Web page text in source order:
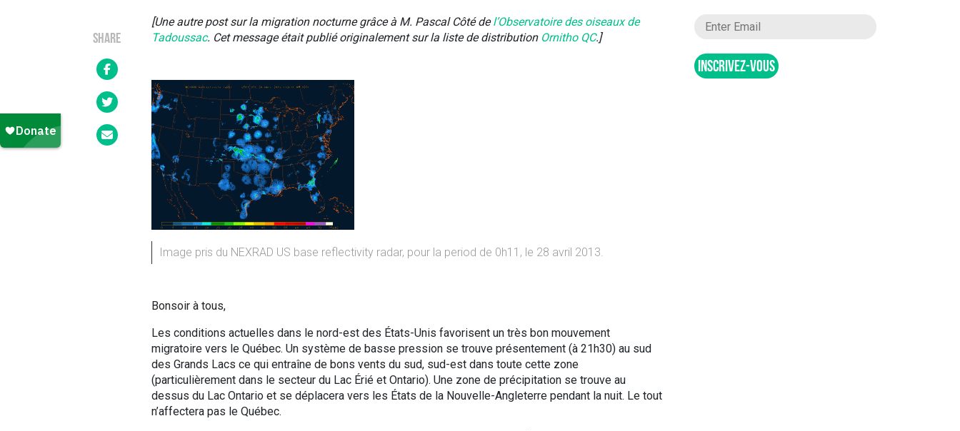
SHARE
[Une autre post sur la migration nocturne grâce à M. Pascal Côté del’Observatoire des oiseaux de
Tadoussac. Cet message était publié originalement sur la liste de distribution Ornitho QC.]
Image pris du NEXRAD US base reflectivity radar, pour la period de 0h11, le 28 avril 2013.
Bonsoir à tous,
Les conditions actuelles dans le nord-est des États-Unis favorisent un très bon mouvement
migratoire vers le Québec. Un système de basse pression se trouve présentement (à 21h30) au sud
des Grands Lacs ce qui entraîne de bons vents du sud, sud-est dans toute cette zone
(particulièrement dans le secteur du Lac Érié et Ontario). Une zone de précipitation se trouve au
dessus du Lac Ontario et se déplacera vers les États de la Nouvelle-Angleterre pendant la nuit. Le tout
n’affectera pas le Québec.
INSCRIVEZ-VOUS